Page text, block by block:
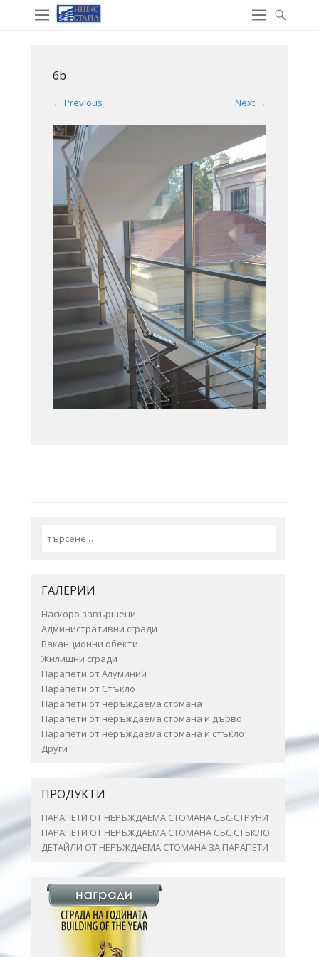
6b
← Previous Next →
ГАЛЕРИИ
Наскоро завършени
Административни сгради
Ваканционни обекти
Жилищни сгради
Парапети от Алуминий
Парапети от Стъкло
Парапети от неръждаема стомана
Парапети от неръждаема стомана и дърво
Парапети от неръждаема стомана и стъкло
Други
ПРОДУКТИ
ПАРАПЕТИ ОТ НЕРЪЖДАЕМА СТОМАНА СЪС СТРУНИ
ПАРАПЕТИ ОТ НЕРЪЖДАЕМА СТОМАНА СЪС СТЪКЛО
ДЕТАЙЛИ ОТ НЕРЪЖДАЕМА СТОМАНА ЗА ПАРАПЕТИ